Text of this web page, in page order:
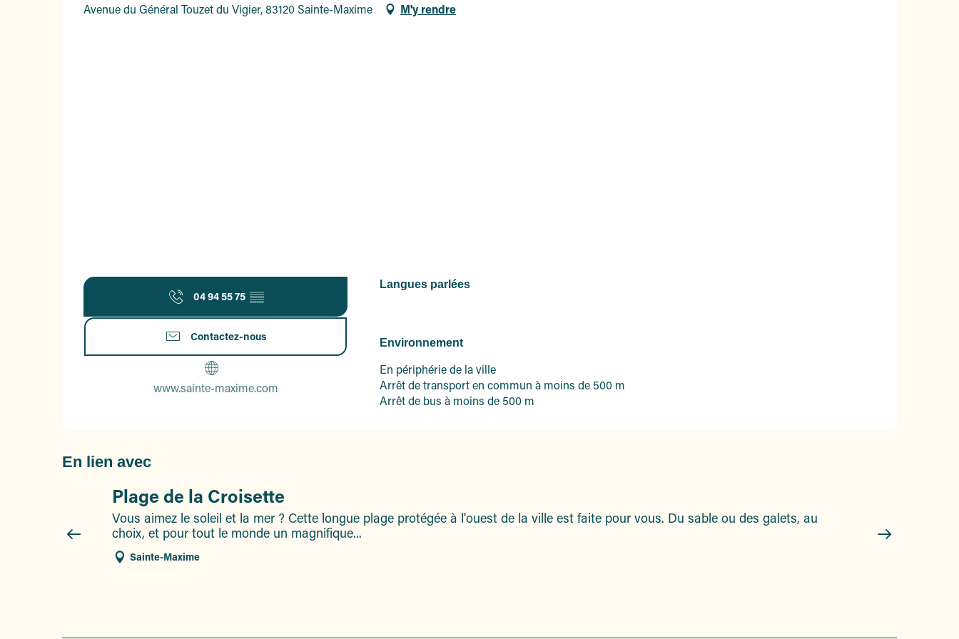
Avenue du Général Touzet du Vigier, 83120 Sainte-Maxime M'y rendre
04 94 55 75 ▒▒
Contactez-nous
www.sainte-maxime.com
Langues parlées
Langues parlées
Environnement
Environnement
En périphérie de la ville
Arrêt de transport en commun à moins de 500 m
Arrêt de bus à moins de 500 m
En lien avec
Plage de la Croisette
Vous aimez le soleil et la mer ? Cette longue plage protégée à l'ouest de la ville est faite pour vous. Du sable ou des galets, au
choix, et pour tout le monde un magnifique...
Sainte-Maxime
Sainte-Maxime